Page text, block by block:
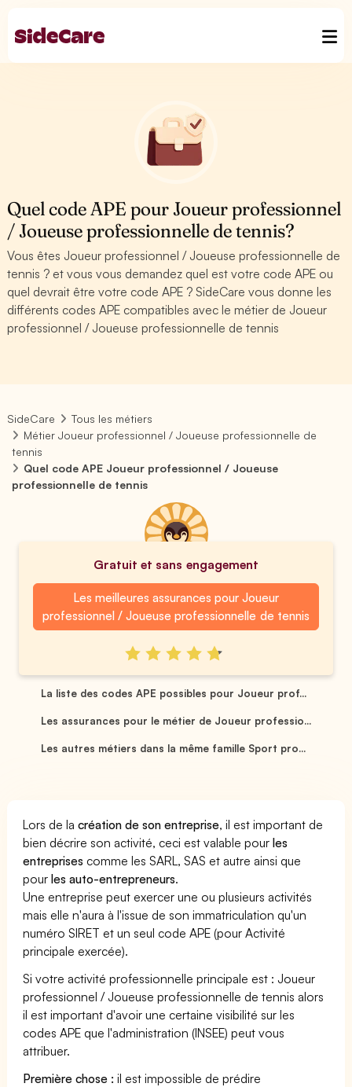
Quel code APE pour Joueur professionnel
/ Joueuse professionnelle de tennis?
Vous êtes Joueur professionnel / Joueuse professionnelle de
tennis ? et vous vous demandez quel est votre code APE ou
quel devrait être votre code APE ? SideCare vous donne les
différents codes APE compatibles avec le métier de Joueur
professionnel / Joueuse professionnelle de tennis
SideCare
Tous les métiers
Métier Joueur professionnel / Joueuse professionnelle de
tennis
Quel code APE Joueur professionnel / Joueuse
professionnelle de tennis
Gratuit et sans engagement
Les meilleures assurances pour Joueur
professionnel / Joueuse professionnelle de tennis
La liste des codes APE possibles pour Joueur prof...
Les assurances pour le métier de Joueur professio...
Les autres métiers dans la même famille Sport pro...
Lors de lacréation de son entreprise, il est important de
bien décrire son activité, ceci est valable pourles
entreprises comme les SARL, SAS et autre ainsi que
pourles auto-entrepreneurs.
Une entreprise peut exercer une ou plusieurs activités
mais elle n'aura à l'issue de son immatriculation qu'un
numéro SIRET et un seul code APE (pour Activité
principale exercée).
Si votre activité professionnelle principale est : Joueur
professionnel / Joueuse professionnelle de tennis alors
il est important d'avoir une certaine visibilité sur les
codes APE que l'administration (INSEE) peut vous
attribuer.
Première chose : il est impossible de prédire